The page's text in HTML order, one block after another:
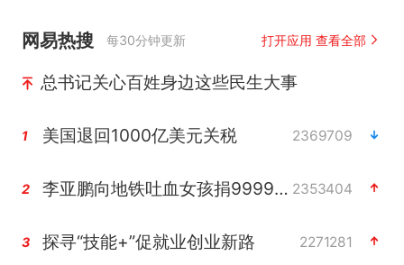
网易热搜 每30分钟更新 打开应用 查看全部
总书记关心百姓身边这些民生大事
1 美国退回1000亿美元关税 2369709
2 李亚鹏向地铁吐血女孩捐99999元 2353404
3 探寻“技能+”促就业创业新路 2271281